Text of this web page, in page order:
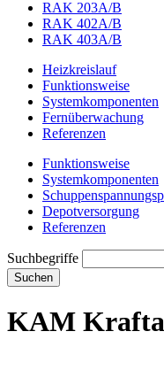
RAK 203A/B
RAK 402A/B
RAK 403A/B
Heizkreislauf
Funktionsweise
Systemkomponenten
Fernüberwachung
Referenzen
Funktionsweise
Systemkomponenten
Depotversorgung
Referenzen
Suchbegriffe
Suchen
KAM